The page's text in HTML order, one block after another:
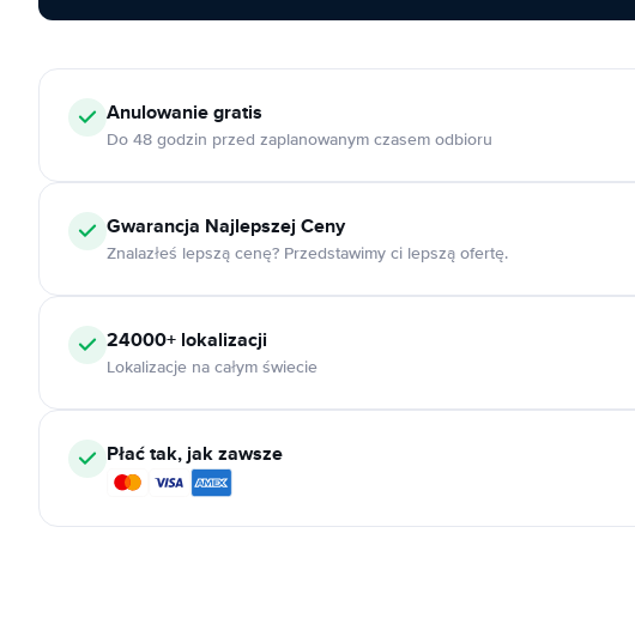
Anulowaniegratis
Do 48 godzin przed zaplanowanym czasem odbioru
Gwarancja Najlepszej Ceny
Znalazłeś lepszą cenę? Przedstawimy ci lepszą ofertę.
24000+ lokalizacji
Lokalizacje na całym świecie
Płać tak, jak zawsze